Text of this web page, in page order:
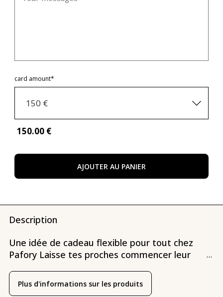
card amount*
150 €
150.00 €
AJOUTER AU PANIER
Description
Une idée de cadeau flexible pour tout chez
Pafory Laisse tes proches commencer leur
flexibilité. Que tu veuilles découvrir un
nouveau parfum chaque mois avec l'adhésion
...
Plus d'informations sur les produits